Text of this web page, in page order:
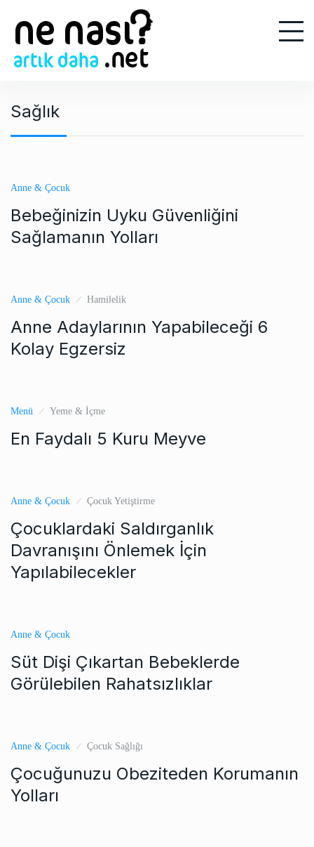
Sağlık
Anne & Çocuk
Bebeğinizin Uyku Güvenliğini
Sağlamanın Yolları
Anne & Çocuk Hamilelik
Anne Adaylarının Yapabileceği 6
Kolay Egzersiz
Menü Yeme & İçme
En Faydalı 5 Kuru Meyve
Anne & Çocuk Çocuk Yetiştirme
Çocuklardaki Saldırganlık
Davranışını Önlemek İçin
Yapılabilecekler
Anne & Çocuk
Süt Dişi Çıkartan Bebeklerde
Görülebilen Rahatsızlıklar
Anne & Çocuk Çocuk Sağlığı
Çocuğunuzu Obeziteden Korumanın
Yolları